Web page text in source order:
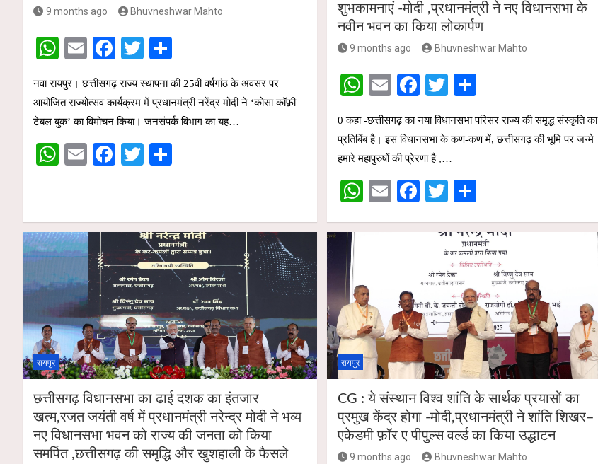
9 months ago Bhuvneshwar Mahto
W
at
s
A
p
E
m
ail
F
ce
b
o
o
T
tt
er
h
ar
e
नवा रायपुर। छत्तीसगढ़ राज्य स्थापना की 25वीं वर्षगांठ के अवसर पर
आयोजित राज्योत्सव कार्यक्रम में प्रधानमंत्री नरेंद्र मोदी ने ‘कोसा कॉफ़ी
टेबल बुक’ का विमोचन किया। जनसंपर्क विभाग का यह…
W
s
A
p
p
E
F
b
o
o
k
T
er e
शुभकामनाएं -मोदी ,प्रधानमंत्री ने नए विधानसभा के
नवीन भवन का किया लोकार्पण
9 months ago Bhuvneshwar Mahto
W
at
s
A
p
p
E
ail
F
ce
b
o
o
k
T
tt
S
h
ar
0 कहा -छत्तीसगढ़ का नया विधानसभा परिसर राज्य की समृद्ध संस्कृति का
प्रतिबिंब है। इस विधानसभा के कण-कण में, छत्तीसगढ़ की भूमि पर जन्मे
हमारे महापुरुषों की प्रेरणा है ,…
W
A
p
p
E F
ce
o
o
k
T
tt
er
S
ar
e
रायपुर
छत्तीसगढ़ विधानसभा का ढाई दशक का इंतजार
खत्म,रजत जयंती वर्ष में प्रधानमंत्री नरेन्द्र मोदी ने भव्य
नए विधानसभा भवन को राज्य की जनता को किया
समर्पित ,छत्तीसगढ़ की समृद्धि और खुशहाली के फैसले
रायपुर
CG : ये संस्थान विश्व शांति के सार्थक प्रयासों का
प्रमुख केंद्र होगा -मोदी,प्रधानमंत्री ने शांति शिखर–
एकेडमी फ़ॉर ए पीपुल्स वर्ल्ड का किया उद्धाटन
9 months ago Bhuvneshwar Mahto